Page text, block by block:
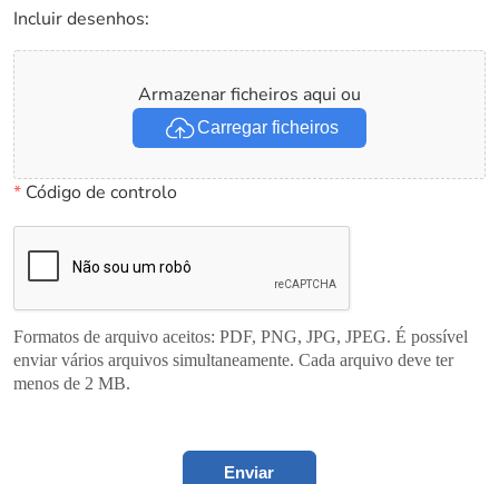
Incluir desenhos:
Armazenar ficheiros aqui ou
Carregar ficheiros
*Código de controlo
Formatos de arquivo aceitos: PDF, PNG, JPG, JPEG. É possível
enviar vários arquivos simultaneamente. Cada arquivo deve ter
menos de 2 MB.
Enviar